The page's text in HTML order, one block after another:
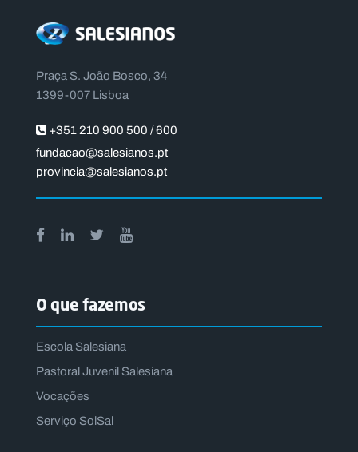
Praça S. João Bosco, 34
1399-007 Lisboa
+351 210 900 500 / 600
fundacao@salesianos.pt
provincia@salesianos.pt
O que fazemos
Escola Salesiana
Pastoral Juvenil Salesiana
Vocações
Serviço SolSal